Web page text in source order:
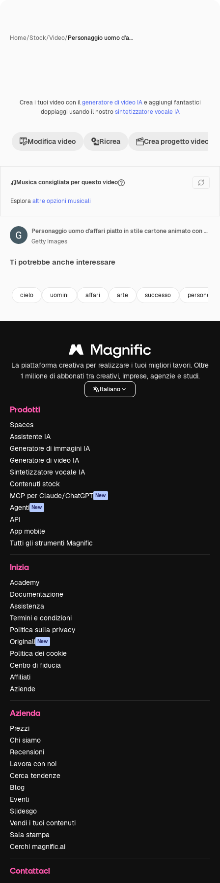
Home/Stock/Video/Personaggio uomo d'a…
Premium
Crea i tuoi video con ilgeneratore di video IAe aggiungi fantastici
doppiaggi usando il nostrosintetizzatore vocale IA
Modifica video Ricrea Crea progetto video
Musica consigliata per questo video
Esploraaltre opzioni musicali
Personaggio uomo d'affari piatto in stile cartone animato con valigetta che vola su freccia rossa animazione concetto di successo
Getty Images
Ti potrebbe anche interessare
cielo uomini affari arte successo persone
La piattaforma creativa per realizzare i tuoi migliori lavori. Oltre
1 milione di abbonati tra creativi, imprese, agenzie e studi.
Italiano
Prodotti
Spaces
Assistente IA
Generatore di immagini IA
Generatore di video IA
Sintetizzatore vocale IA
Contenuti stock
MCP per Claude/ChatGPT New
Agenti New
API
App mobile
Tutti gli strumenti Magnific
Inizia
Academy
Documentazione
Assistenza
Termini e condizioni
Politica sulla privacy
Originali New
Politica dei cookie
Centro di fiducia
Affiliati
Aziende
Azienda
Prezzi
Chi siamo
Recensioni
Lavora con noi
Cerca tendenze
Blog
Eventi
Slidesgo
Vendi i tuoi contenuti
Sala stampa
Cerchi magnific.ai
Contattaci